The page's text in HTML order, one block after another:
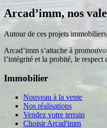
Arcad’imm, nos
Autour de ces projets
Arcad’imm s’attache à
l’intégrité et la probité, le
Immobilier
Nouveau à la vente
Nos réalisations
Vendez votre terrain
Choisir Arcad'imm